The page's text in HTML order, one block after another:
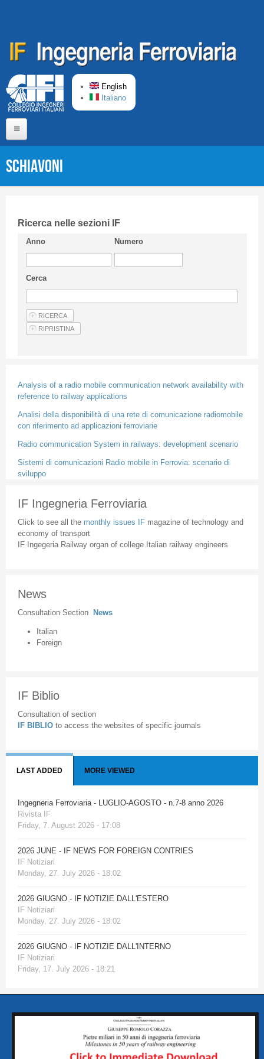
English
Italiano
Short presentation CIFI
Guideline
Privacy & Policy
Articles
SCHIAVONI
Ricerca nelle sezioni IF
Anno Numero
Cerca
Analysis of a radio mobile communication network availability with
reference to railway applications
Analisi della disponibilità di una rete di comunicazione radiomobile
con riferimento ad applicazioni ferroviarie
Radio communication System in railways: development scenario
Sistemi di comunicazioni Radio mobile in Ferrovia: scenario di
sviluppo
IF Ingegneria Ferroviaria
Click to see all the monthly issues IF magazine of technology and
economy of transport
IF Ingegeria Railway organ of college Italian railway engineers
News
Consultation Section News
Italian
Foreign
IF Biblio
Consultation of section
IF BIBLIO to access the websites of specific journals
LAST ADDED MORE VIEWED
Ingegneria Ferroviaria - LUGLIO-AGOSTO - n.7-8 anno 2026
Rivista IF
Friday, 7. August 2026 - 17:08
2026 JUNE - IF NEWS FOR FOREIGN CONTRIES
IF Notiziari
Monday, 27. July 2026 - 18:02
2026 GIUGNO - IF NOTIZIE DALL'ESTERO
IF Notiziari
Monday, 27. July 2026 - 18:02
2026 GIUGNO - IF NOTIZIE DALL'INTERNO
IF Notiziari
Friday, 17. July 2026 - 18:21